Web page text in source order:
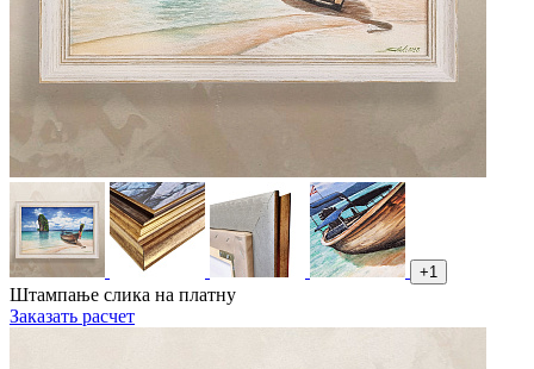
+1
Штампање слика на платну
Заказать расчет